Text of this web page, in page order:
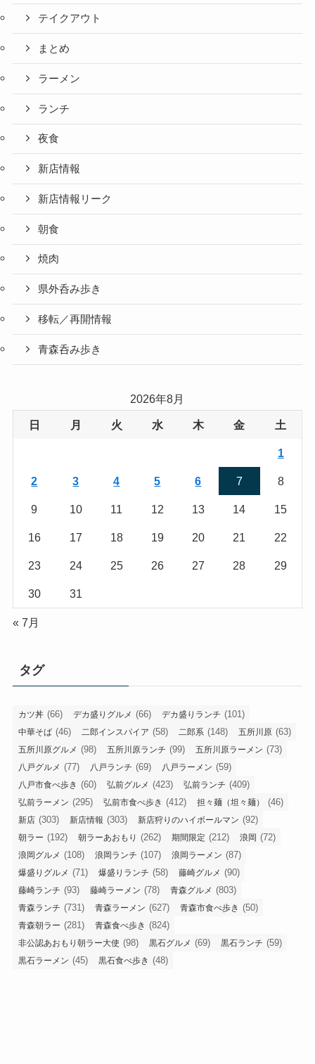
テイクアウト
まとめ
ラーメン
ランチ
夜食
新店情報
新店情報リーク
朝食
焼肉
県外呑み歩き
移転／再開情報
青森呑み歩き
2026年8月
日 月 火 水 木 金 土
1
2 3 4 5 6 7 8
9 10 11 12 13 14 15
16 17 18 19 20 21 22
23 24 25 26 27 28 29
30 31
« 7月
タグ
カツ丼 (66) デカ盛りグルメ (66) デカ盛りランチ (101)
中華そば (46) 二郎インスパイア (58) 二郎系 (148) 五所川原 (63)
五所川原グルメ (98) 五所川原ランチ (99) 五所川原ラーメン (73)
八戸グルメ (77) 八戸ランチ (69) 八戸ラーメン (59)
八戸市食べ歩き (60) 弘前グルメ (423) 弘前ランチ (409)
弘前ラーメン (295) 弘前市食べ歩き (412) 担々麺（坦々麺） (46)
新店 (303) 新店情報 (303) 新店狩りのハイボールマン (92)
朝ラー (192) 朝ラーあおもり (262) 期間限定 (212) 浪岡 (72)
浪岡グルメ (108) 浪岡ランチ (107) 浪岡ラーメン (87)
爆盛りグルメ (71) 爆盛りランチ (58) 藤崎グルメ (90)
藤崎ランチ (93) 藤崎ラーメン (78) 青森グルメ (803)
青森ランチ (731) 青森ラーメン (627) 青森市食べ歩き (50)
青森朝ラー (281) 青森食べ歩き (824)
非公認あおもり朝ラー大使 (98) 黒石グルメ (69) 黒石ランチ (59)
黒石ラーメン (45) 黒石食べ歩き (48)